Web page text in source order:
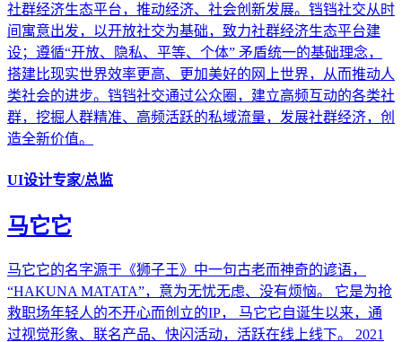
社群经济生态平台，推动经济、社会创新发展。铛铛社交从时
间寓意出发，以开放社交为基础，致力社群经济生态平台建
设；遵循“开放、隐私、平等、个体” 矛盾统一的基础理念，
搭建比现实世界效率更高、更加美好的网上世界，从而推动人
类社会的进步。铛铛社交通过公众圈，建立高频互动的各类社
群，挖掘人群精准、高频活跃的私域流量，发展社群经济，创
造全新价值。
UI设计专家/总监
马它它
马它它的名字源于《狮子王》中一句古老而神奇的谚语，
“HAKUNA MATATA”，意为无忧无虑、没有烦恼。 它是为抢
救职场年轻人的不开心而创立的IP， 马它它自诞生以来，通
过视觉形象、联名产品、快闪活动，活跃在线上线下。 2021